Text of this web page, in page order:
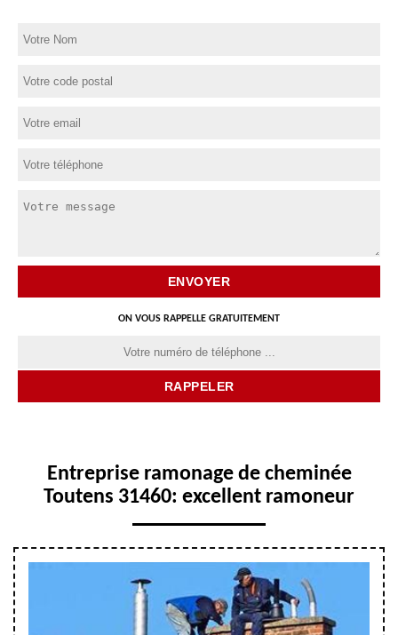
ON VOUS RAPPELLE GRATUITEMENT
Entreprise ramonage de cheminée
Toutens 31460: excellent ramoneur